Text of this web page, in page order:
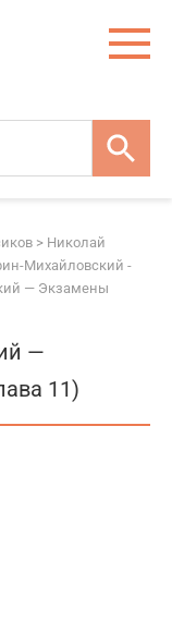
> Николай
Михайловский -
— Экзамены
—
11)